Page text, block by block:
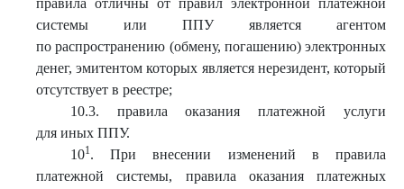
правила отличны от правил электронной платежной
системы или ППУ является агентом
по распространению (обмену, погашению) электронных
денег, эмитентом которых является нерезидент, который
отсутствует в реестре;
10.3. правила оказания платежной услуги
для иных ППУ.
101. При внесении изменений в правила
платежной системы, правила оказания платежных